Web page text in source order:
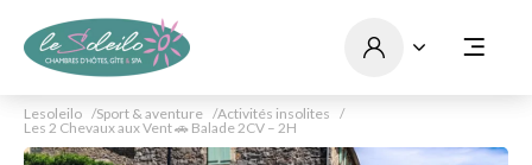
Lesoleilo Sport & aventure
Activités insolites
Les 2 Chevaux aux Vent 🚗 Balade 2CV – 2H